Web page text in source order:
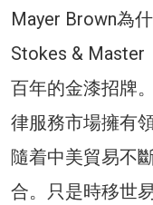
Mayer Brown為
Stokes & Master
百年的金漆招牌
律服務市場擁有
隨着中美貿易不
合。只是時移世